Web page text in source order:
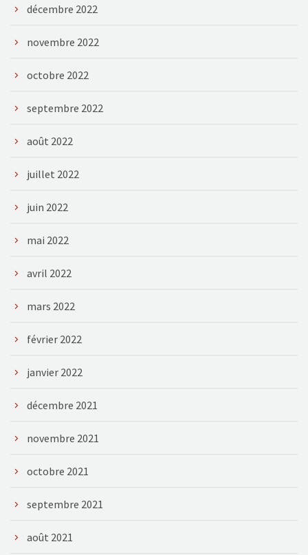
décembre 2022
novembre 2022
octobre 2022
septembre 2022
août 2022
juillet 2022
juin 2022
mai 2022
avril 2022
mars 2022
février 2022
janvier 2022
décembre 2021
novembre 2021
octobre 2021
septembre 2021
août 2021